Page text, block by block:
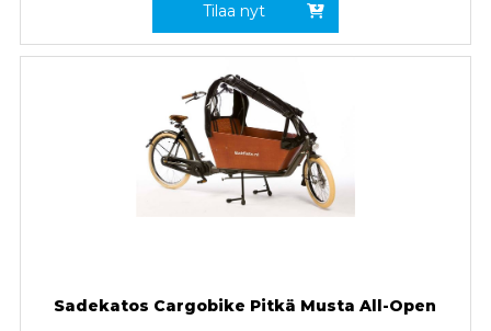
Tilaa nyt
Sadekatos Cargobike Pitkä Musta All-Open